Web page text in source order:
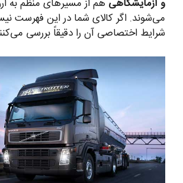
و آزمایشگاهی هم از مسیرهای منظم به
می‌شوند. اگر کالای شما در این فهرست
شرایط اختصاصی آن را دقیقاً بررسی